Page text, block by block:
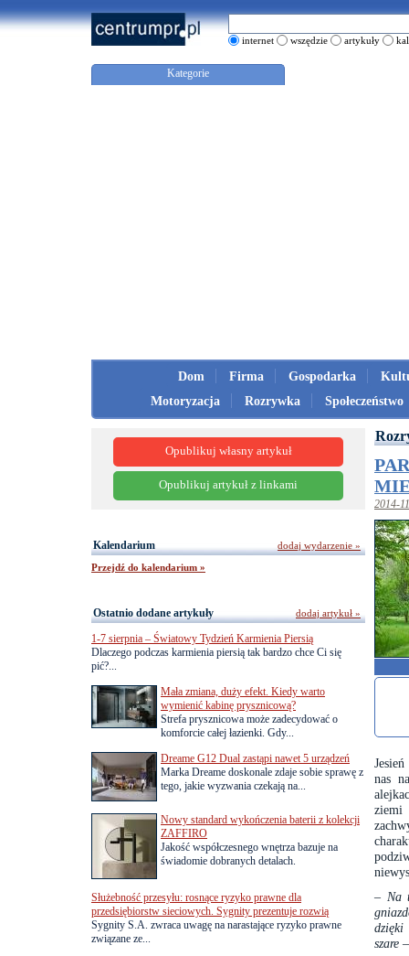
internet wszędzie artykuły
Kategorie
Dom Firma Gospodarka
Motoryzacja
Rozrywka Społeczeństwo
2014-
nas
ziemi
– Na
dzięki
szare
Opublikuj własny artykuł
Opublikuj artykuł z linkami
Kalendarium
Przejdź do kalendarium »
dodaj wydarzenie »
Ostatnio dodane artykuły
1-7 sierpnia – Światowy Tydzień Karmienia Piersią
Dlaczego podczas karmienia piersią tak bardzo chce Ci się
pić?...
Mała zmiana, duży efekt. Kiedy warto
wymienić kabinę prysznicową?
Strefa prysznicowa może zadecydować o
komforcie całej łazienki. Gdy...
Dreame G12 Dual zastąpi nawet 5 urządzeń
Marka Dreame doskonale zdaje sobie sprawę z
tego, jakie wyzwania czekają na...
Nowy standard wykończenia baterii z kolekcji
ZAFFIRO
Jakość współczesnego wnętrza bazuje na
świadomie dobranych detalach.
Służebność przesyłu: rosnące ryzyko prawne dla
przedsiębiorstw sieciowych. Sygnity prezentuje rozwią
Sygnity S.A. zwraca uwagę na narastające ryzyko prawne
związane ze...
dodaj artykuł »